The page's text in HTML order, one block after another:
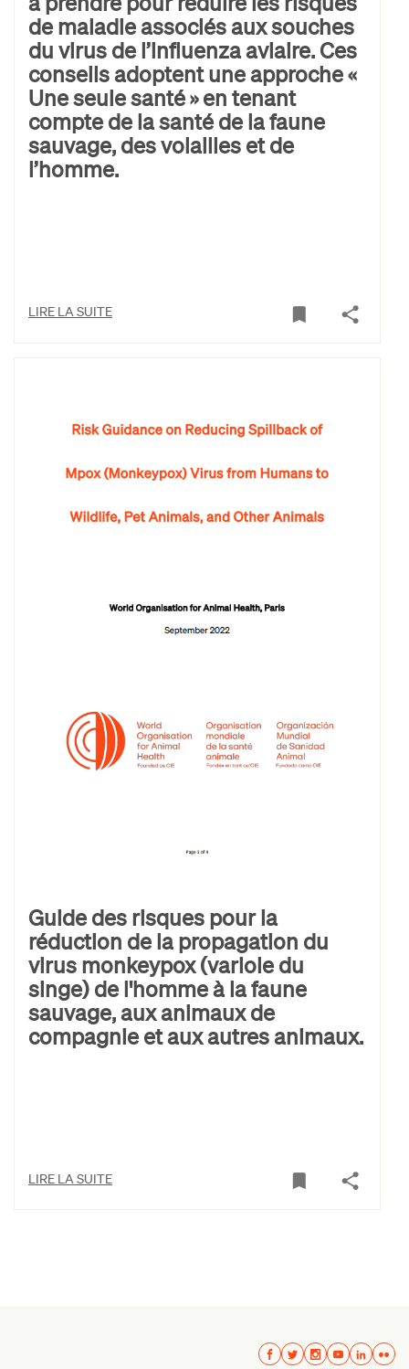
de maladie associés aux souches
du virus de l’influenza aviaire. Ces
conseils adoptent une approche «
Une seule santé » en tenant
compte de la santé de la faune
sauvage, des volailles et de
l’homme.
LIRE LA SUITE
Guide des risques pour la
réduction de la propagation du
virus monkeypox (variole du
singe) de l'homme à la faune
sauvage, aux animaux de
compagnie et aux autres animaux.
LIRE LA SUITE